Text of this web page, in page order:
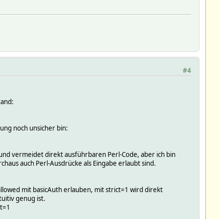
#4
noch unsicher bin:
vermeidet direkt ausführbaren Perl-Code, aber ich bin
auch Perl-Ausdrücke als Eingabe erlaubt sind.
mit basicAuth erlauben, mit strict=1 wird direkt
genug ist.